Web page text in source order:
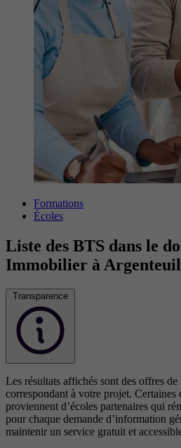
Formations
Écoles
Liste des BTS dans le
Immobilier à Argenteuil
Transparence
Les résultats affichés sont des offres
correspondant à votre projet. Certaines
proviennent d’écoles partenaires qui
pour chaque demande d’information
maintenir un service gratuit et